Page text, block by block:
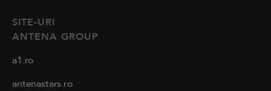
SITE-URI
ANTENA GROUP
a1.ro
antenastars.ro